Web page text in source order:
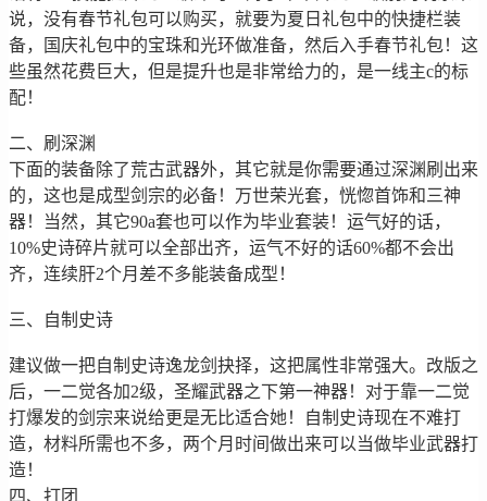
说，没有春节礼包可以购买，就要为夏日礼包中的快捷栏装
备，国庆礼包中的宝珠和光环做准备，然后入手春节礼包！这
些虽然花费巨大，但是提升也是非常给力的，是一线主c的标
配！
二、刷深渊
下面的装备除了荒古武器外，其它就是你需要通过深渊刷出来
的，这也是成型剑宗的必备！万世荣光套，恍惚首饰和三神
器！当然，其它90a套也可以作为毕业套装！运气好的话，
10%史诗碎片就可以全部出齐，运气不好的话60%都不会出
齐，连续肝2个月差不多能装备成型！
三、自制史诗
建议做一把自制史诗逸龙剑抉择，这把属性非常强大。改版之
后，一二觉各加2级，圣耀武器之下第一神器！对于靠一二觉
打爆发的剑宗来说给更是无比适合她！自制史诗现在不难打
造，材料所需也不多，两个月时间做出来可以当做毕业武器打
造！
四、打团